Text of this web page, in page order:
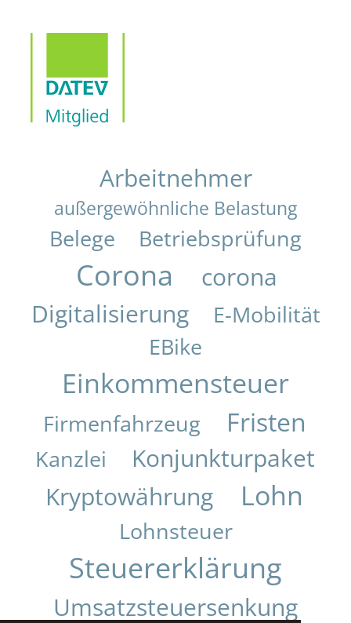
Arbeitnehmer
außergewöhnliche Belastung
Belege Betriebsprüfung
Corona
corona
Digitalisierung
E-Mobilität
EBike
Einkommensteuer
Firmenfahrzeug Fristen
Kanzlei
Konjunkturpaket
Kryptowährung
Lohn
Lohnsteuer
Steuererklärung
Umsatzsteuersenkung